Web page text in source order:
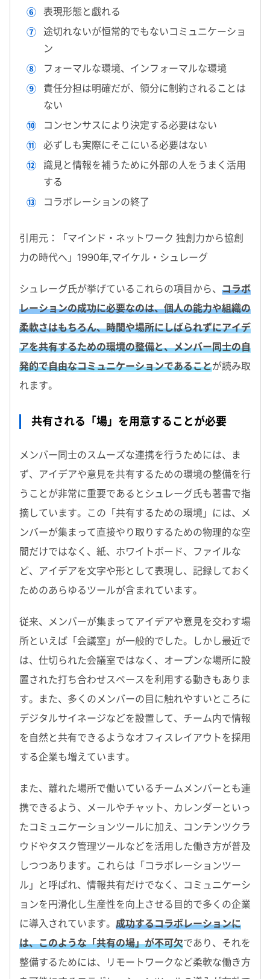
表現形態と戯れる
途切れないが恒常的でもないコミュニケーショ
ン
フォーマルな環境、インフォーマルな環境
責任分担は明確だが、領分に制約されることは
ない
コンセンサスにより決定する必要はない
必ずしも実際にそこにいる必要はない
識見と情報を補うために外部の人をうまく活用
する
コラボレーションの終了
引用元：「マインド・ネットワーク 独創力から協創
力の時代へ」1990年,マイケル・シュレーグ
シュレーグ氏が挙げているこれらの項目から、 コラボ
レーションの成功に必要なのは、個人の能力や組織の
柔軟さはもちろん、時間や場所にしばられずにアイデ
アを共有するための環境の整備と、メンバー同士の自
発的で自由なコミュニケーションであることが読み取
れます。
共有される「場」を用意することが必要
メンバー同士のスムーズな連携を行うためには、ま
ず、アイデアや意見を共有するための環境の整備を行
うことが非常に重要であるとシュレーグ氏も著書で指
摘しています。この「共有するための環境」には、メ
ンバーが集まって直接やり取りするための物理的な空
間だけではなく、紙、ホワイトボード、ファイルな
ど、アイデアを文字や形として表現し、記録しておく
ためのあらゆるツールが含まれています。
従来、メンバーが集まってアイデアや意見を交わす場
所といえば「会議室」が一般的でした。しかし最近で
は、仕切られた会議室ではなく、オープンな場所に設
置された打ち合わせスペースを利用する動きもありま
す。また、多くのメンバーの目に触れやすいところに
デジタルサイネージなどを設置して、チーム内で情報
を自然と共有できるようなオフィスレイアウトを採用
する企業も増えています。
また、離れた場所で働いているチームメンバーとも連
携できるよう、メールやチャット、カレンダーといっ
たコミュニケーションツールに加え、コンテンツクラ
ウドやタスク管理ツールなどを活用した働き方が普及
しつつあります。これらは「コラボレーションツー
ル」と呼ばれ、情報共有だけでなく、コミュニケーシ
ョンを円滑化し生産性を向上させる目的で多くの企業
に導入されています。 成功するコラボレーションに
は、このような「共有の場」が不可欠であり、それを
整備するためには、リモートワークなど柔軟な働き方